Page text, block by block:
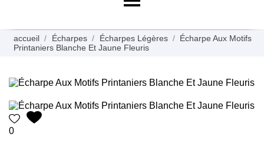
accueil Écharpes Écharpes Légères
Écharpe Aux Motifs
Printaniers Blanche Et Jaune Fleuris
0